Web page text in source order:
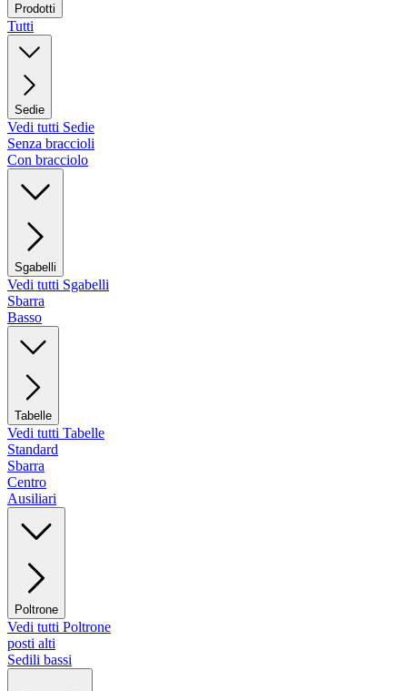
Prodotti
Tutti
Sedie
Vedi tutti Sedie
Senza braccioli
Con bracciolo
Sgabelli
Vedi tutti Sgabelli
Sbarra
Basso
Tabelle
Vedi tutti Tabelle
Standard
Sbarra
Centro
Ausiliari
Poltrone
Vedi tutti Poltrone
posti alti
Sedili bassi